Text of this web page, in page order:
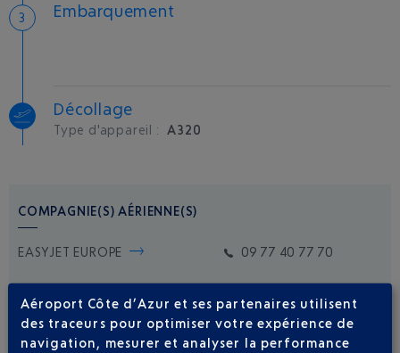
Embarquement
Décollage
Type d'appareil : A320
COMPAGNIE(S) AÉRIENNE(S)
EASYJET EUROPE 09 77 40 77 70
Aéroport Côte d’Azur et ses partenaires utilisent
des traceurs pour optimiser votre expérience de
navigation, mesurer et analyser la performance